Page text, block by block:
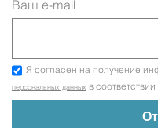
Ваш e-mail
Я согласен на получение
персональных данных в соответствии